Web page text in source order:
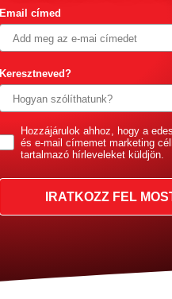
Email címed
Keresztneved?
GDPRHozzájárulok ahhoz, hogy a
és e-mail címemet marketing
tartalmazó hírleveleket küldjön.
IRATKOZZ FEL